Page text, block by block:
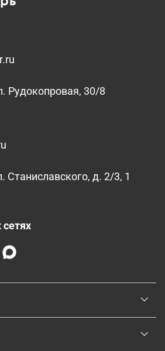
Рудокопровая, 30/8
Станиславского, д. 2/3, 1